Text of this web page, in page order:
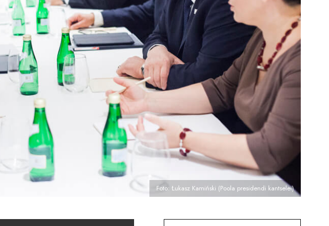
Foto: Łukasz Kamiński (Poola presidendi kantselei)